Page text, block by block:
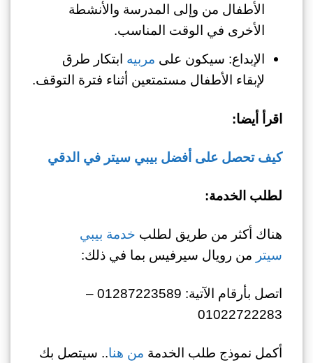
الأطفال من وإلى المدرسة والأنشطة
الأخرى في الوقت المناسب.
الإبداع: سيكون على مربيه ابتكار طرق
لإبقاء الأطفال مستمتعين أثناء فترة التوقف.
اقرأ أيضا:
كيف تحصل على أفضل بيبي سيتر في الدقي
لطلب الخدمة:
هناك أكثر من طريق لطلب خدمة بيبي
سيتر من رويال سيرفيس بما في ذلك:
اتصل بأرقام الآتية: 01287223589 –
01022722283
أكمل نموذج طلب الخدمة من هنا.. سيتصل بك